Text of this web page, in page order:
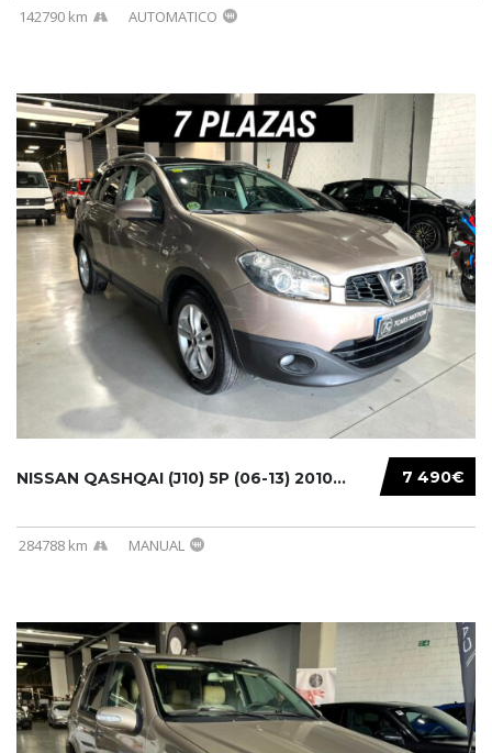
142790 km AUTOMATICO
7 490€
NISSAN QASHQAI (J10) 5P (06-13) 2010...
284788 km MANUAL